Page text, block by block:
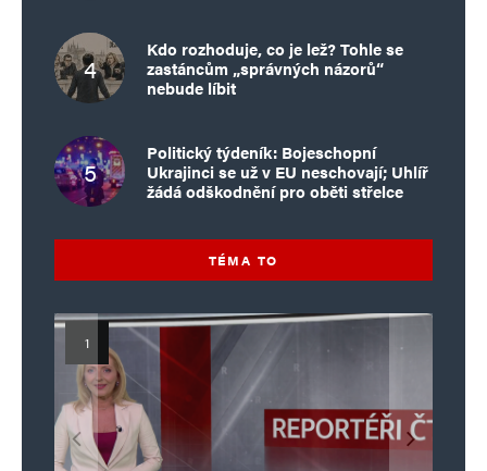
Kdo rozhoduje, co je lež? Tohle se
zastáncům „správných názorů“
nebude líbit
Politický týdeník: Bojeschopní
Ukrajinci se už v EU neschovají; Uhlíř
žádá odškodnění pro oběti střelce
TÉMA TO
Islamistický teror v EU, 6. díl:
Brutální poprava 85letého
Islamistický teror v EU, 5. díl:
Mýty o Václavu Klausovi:
Pivo, jazz, hádky, loajalita
Vymíráme a politici lžou:
porodnost nezachrání